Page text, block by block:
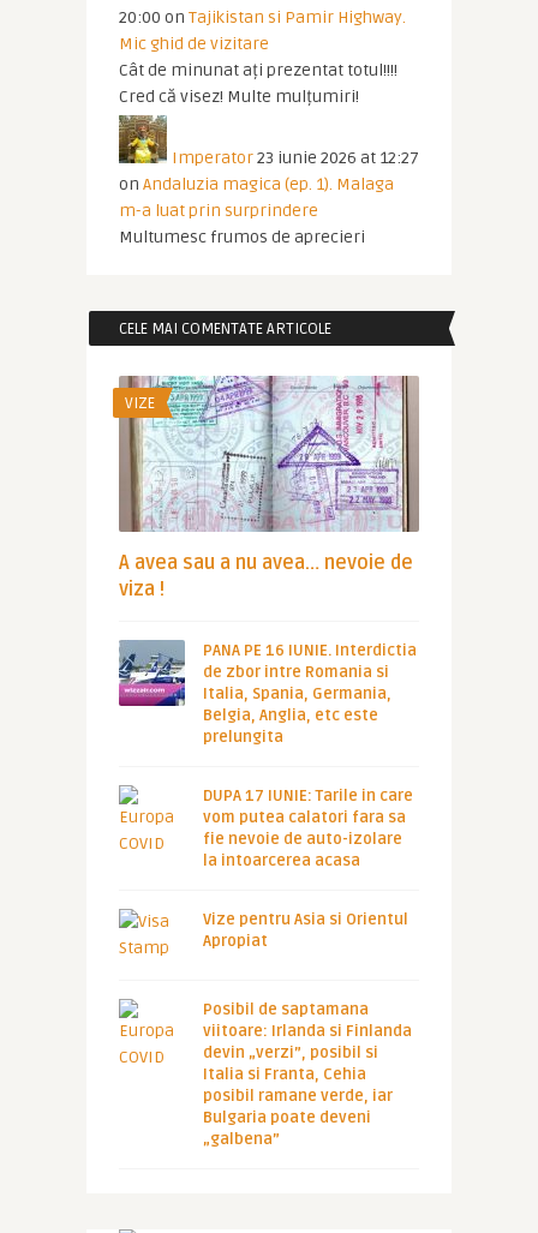
20:00 on Tajikistan si Pamir Highway.
Mic ghid de vizitare
Cât de minunat ați prezentat totul!!!!
Cred că visez! Multe mulțumiri!
Imperator23 iunie 2026 at 12:27
on Andaluzia magica (ep. 1). Malaga
m-a luat prin surprindere
Multumesc frumos de aprecieri
CELE MAI COMENTATE ARTICOLE
VIZE
A avea sau a nu avea… nevoie de
viza !
PANA PE 16 IUNIE. Interdictia
de zbor intre Romania si
Italia, Spania, Germania,
Belgia, Anglia, etc este
prelungita
DUPA 17 IUNIE: Tarile in care
vom putea calatori fara sa
fie nevoie de auto-izolare
la intoarcerea acasa
Vize pentru Asia si Orientul
Apropiat
Posibil de saptamana
viitoare: Irlanda si Finlanda
devin „verzi”, posibil si
Italia si Franta, Cehia
posibil ramane verde, iar
Bulgaria poate deveni
„galbena”